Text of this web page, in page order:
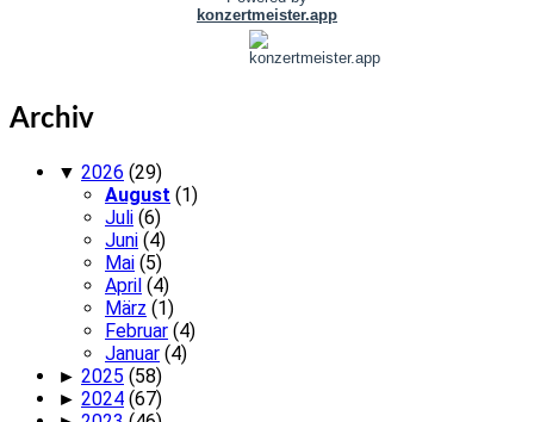
Archiv
▼ 2026 (29)
August (1)
Juli (6)
Juni (4)
Mai (5)
April (4)
März (1)
Februar (4)
Januar (4)
► 2025 (58)
► 2024 (67)